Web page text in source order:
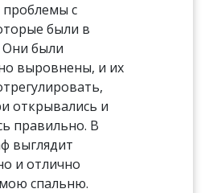
с
были в
Они были
выровнены, и их
открывались и
правильно. В
выглядит
и отлично
спальню.